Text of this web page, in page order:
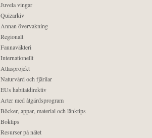
Juvela vingar
Quizarkiv
Annan övervakning
Regionalt
Faunaväkteri
Internationellt
Atlasprojekt
Naturvård och fjärilar
EUs habitatdirektiv
Arter med åtgärdsprogram
Böcker, appar, material och länktips
Boktips
Resurser på nätet